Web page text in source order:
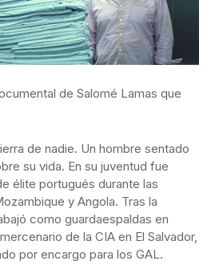
de Salomé Lamas que
de nadie. Un hombre sentado
su vida. En su juventud fue
élite portugués durante las
y Angola. Tras la
como guardaespaldas en
de la CIA en El Salvador,
por encargo para los GAL.